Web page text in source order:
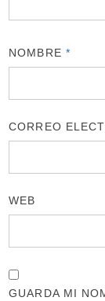
NOMBRE *
CORREO
WEB
GUARDA MI